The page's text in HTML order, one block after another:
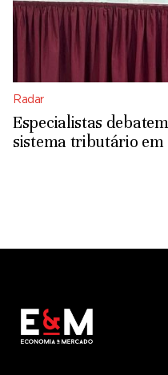
Radar
Especialistas
sistema tributário em